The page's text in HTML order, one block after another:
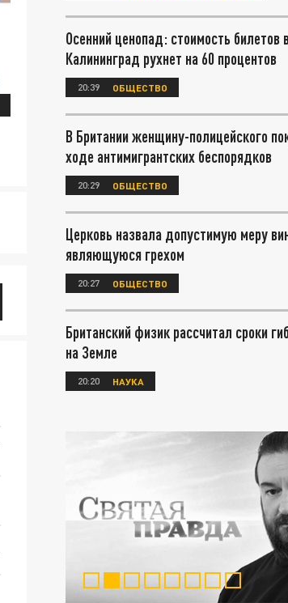
Осенний ценопад: стоимость билетов в
Калининград рухнет на 60 процентов
20:39 ОБЩЕСТВО
В Британии женщину-полицейского
ходе антимигрантских беспорядков
20:29 ОБЩЕСТВО
Церковь назвала допустимую меру
являющуюся грехом
20:27 ОБЩЕСТВО
Британский физик рассчитал сроки
на Земле
20:20 НАУКА